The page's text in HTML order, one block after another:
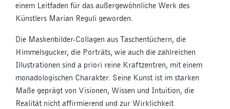
einem Leitfaden für das außergewöhnliche Werk des
Künstlers Marian Reguli geworden.
Die Maskenbilder-Collagen aus Taschentüchern, die
Himmelsgucker, die Porträts, wie auch die zahlreichen
Illustrationen sind a priori reine Kraftzentren, mit einem
monadologischen Charakter. Seine Kunst ist im starken
Maße geprägt von Visionen, Wissen und Intuition, die
Realität nicht affirmierend und zur Wirklichkeit